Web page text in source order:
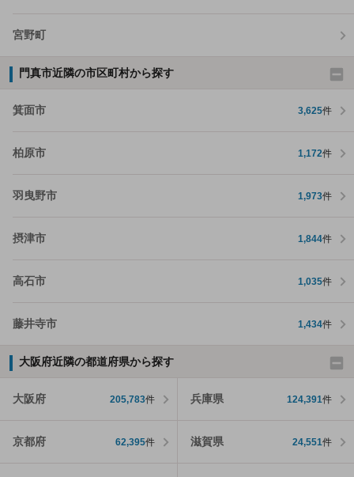
宮野町
門真市近隣の市区町村から探す
箕面市 3,625件
柏原市 1,172件
羽曳野市 1,973件
摂津市 1,844件
高石市 1,035件
藤井寺市 1,434件
大阪府近隣の都道府県から探す
大阪府 205,783件 兵庫県 124,391件
京都府 62,395件 滋賀県 24,551件